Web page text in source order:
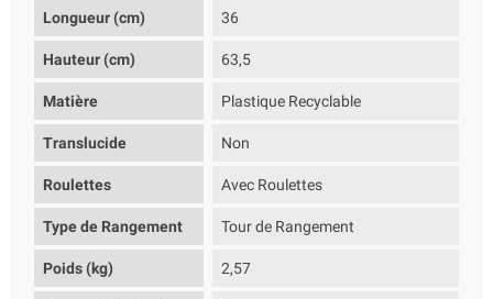
Longueur (cm) 36
Hauteur (cm) 63,5
Matière Plastique Recyclable
Translucide Non
Roulettes Avec Roulettes
Type de Rangement Tour de Rangement
Poids (kg) 2,57